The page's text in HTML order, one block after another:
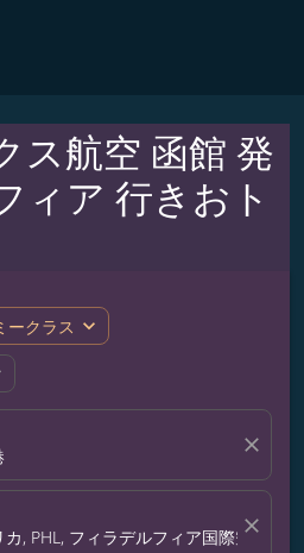
ス航空 函館 発
ィア 行きおト
ークラス expand_more
close
, PHL, フィラデルフィア国際空港
close